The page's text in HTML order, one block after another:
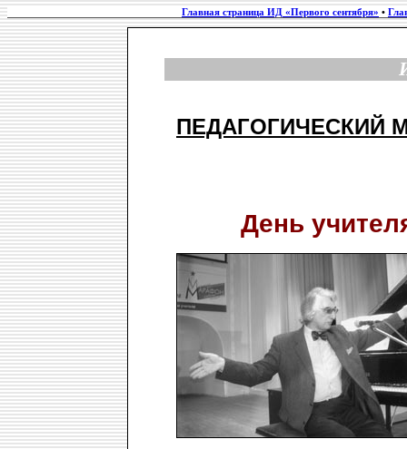
Главная страница ИД «Первого сентября» •
ПЕДАГОГИЧЕСКИЙ
День